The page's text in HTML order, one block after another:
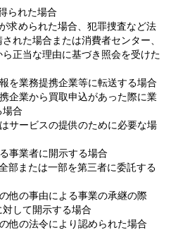
られた場合
求められた場合、犯罪捜査など法
れた場合または消費者センター、
正当な理由に基づき照会を受けた
を業務提携企業等に転送する場合
企業から買取申込があった際に業
場合
サービスの提供のために必要な場
事業者に開示する場合
部または一部を第三者に委託する
他の事由による事業の承継の際
して開示する場合
他の法令により認められた場合